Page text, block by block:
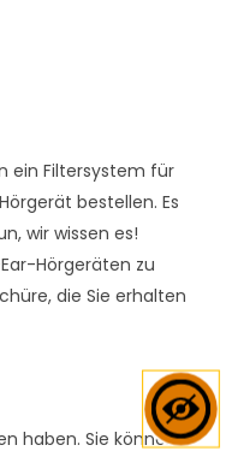
ein Filtersystem für
bestellen. Es
wir wissen es!
Hörgeräten zu
die Sie erhalten
haben. Sie können